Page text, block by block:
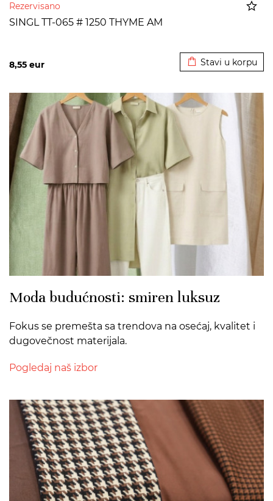
Rezervisano
SINGL TT-065 # 1250 THYME AM
8,55 eur Stavi u korpu
Moda budućnosti: smiren luksuz
Fokus se premešta sa trendova na osećaj, kvalitet i
dugovečnost materijala.
Pogledaj naš izbor